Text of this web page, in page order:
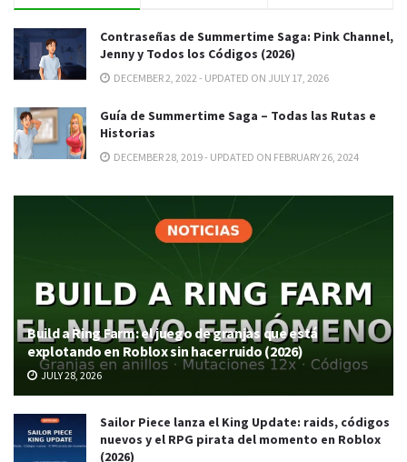
Contraseñas de Summertime Saga: Pink Channel,
Jenny y Todos los Códigos (2026)
DECEMBER 2, 2022 - UPDATED ON JULY 17, 2026
Guía de Summertime Saga – Todas las Rutas e
Historias
DECEMBER 28, 2019 - UPDATED ON FEBRUARY 26, 2024
Build a Ring Farm: el juego de granjas que está
explotando en Roblox sin hacer ruido (2026)
JULY 28, 2026
Sailor Piece lanza el King Update: raids, códigos
nuevos y el RPG pirata del momento en Roblox
(2026)